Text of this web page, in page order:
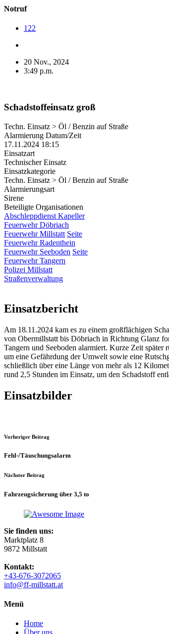
Notruf
122
20 Nov., 2024
3:49 p.m.
Schadstoffeinsatz groß
Techn. Einsatz > Öl / Benzin auf Straße
Alarmierung Datum/Zeit
17.11.2024 18:15
Einsatzart
Technischer Einsatz
Einsatzkategorie
Techn. Einsatz > Öl / Benzin auf Straße
Alarmierungsart
Sirene
Beteiligte Organisationen
Abschleppdienst Kapeller
Feuerwehr Döbriach
Feuerwehr Millstatt Seite
Feuerwehr Radenthein
Feuerwehr Seeboden Seite
Feuerwehr Tangern
Polizei Millstatt
Straßenverwaltung
Einsatzbericht
Am 18.11.2024 kam es zu einem großflächigen
von Obermillstatt bis Döbriach in Richtung Glanz
Tangern und Seeboden alarmiert. Kurze Zeit
um eine Gefährdung der Umwelt sowie eine
schließlich über eine Länge von mehr als 12
rund 2,5 Stunden im Einsatz, um den Schadstoff
Einsatzbilder
Vorheriger Beitrag
Fehl-/Täuschungsalarm
Nächster Beitrag
Fahrzeugsicherung über 3,5 to
Sie finden uns:
Marktplatz 8
9872 Millstatt
Kontakt:
+43-676-3072065
info@ff-millstatt.at
Menü
Home